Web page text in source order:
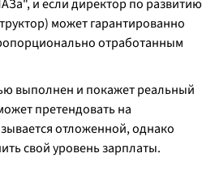
и если директор по развитию
может гарантированно
отработанным
выполнен и покажет реальный
претендовать на
отложенной, однако
свой уровень зарплаты.